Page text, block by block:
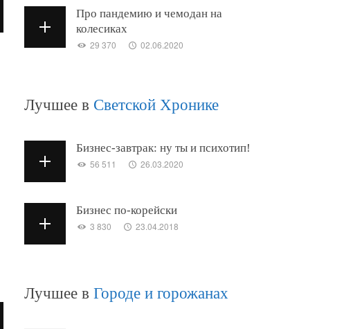
Про пандемию и чемодан на
колесиках
29 370 02.06.2020
Лучшее в Светской Хронике
Бизнес-завтрак: ну ты и психотип!
56 511 26.03.2020
Бизнес по-корейски
3 830 23.04.2018
Лучшее в Городе и горожанах